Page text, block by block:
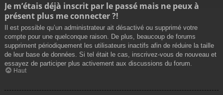
Je m’étais déjà inscrit par le passé mais ne peux à
présent plus me connecter ?!
Il est possible qu’un administrateur ait désactivé ou supprimé votre
compte pour une quelconque raison. De plus, beaucoup de forums
suppriment périodiquement les utilisateurs inactifs afin de réduire la taille
de leur base de données. Si tel était le cas, inscrivez-vous de nouveau et
essayez de participer plus activement aux discussions du forum.
Haut